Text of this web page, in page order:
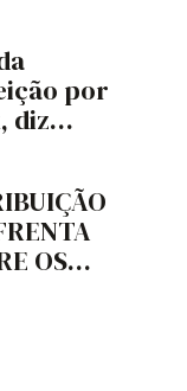
DE
PRpor
diz
OS